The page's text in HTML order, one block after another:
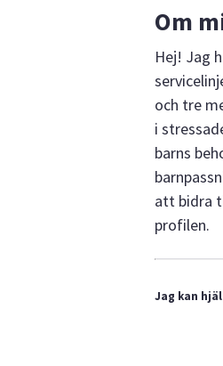
Om
Hej! Jag
och tre
i
barns
att bidra
profilen.
Jag kan